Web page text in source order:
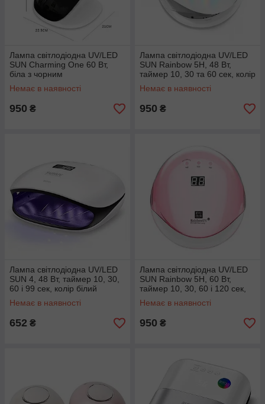
Лампа світлодіодна UV/LED
SUN Charming One 60 Вт,
біла з чорним
Немає в наявності
950 ₴
Лампа світлодіодна UV/LED
SUN Rainbow 5H, 48 Вт,
таймер 10, 30 та 60 сек, колір
білий
Немає в наявності
950 ₴
Лампа світлодіодна UV/LED
SUN 4, 48 Вт, таймер 10, 30,
60 і 99 сек, колір білий
Немає в наявності
652 ₴
Лампа світлодіодна UV/LED
SUN Rainbow 5H, 60 Вт,
таймер 10, 30, 60 і 120 сек,
колір рожевий
Немає в наявності
950 ₴